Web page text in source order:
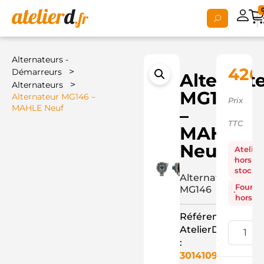
Alternateurs -
Démarreurs
>
Alternateurs >
Alternateur MG146 –
MAHLE Neuf
MG146
–
MAHLE
Neuf
Alternateur
MG146
Référence
AtelierD
:
3014109
Prix
TTC
Atelier
hors
stock
hors